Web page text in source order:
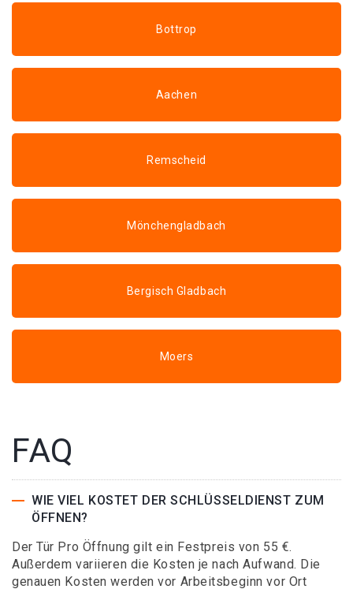
Bottrop
Aachen
Remscheid
Mönchengladbach
Bergisch Gladbach
Moers
FAQ
WIE VIEL KOSTET DER SCHLÜSSELDIENST ZUM
ÖFFNEN?
Der Tür Pro Öffnung gilt ein Festpreis von 55 €.
Außerdem variieren die Kosten je nach Aufwand. Die
genauen Kosten werden vor Arbeitsbeginn vor Ort